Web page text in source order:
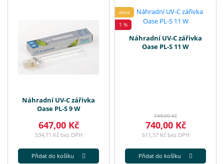
Náhradní UV-C zářivka
Oase PL-S 9 W
647,00 Kč
534,71 Kč bez DPH
Přidat do košíku
akce
1 %
Náhradní UV-C zářivka
Oase PL-S 11 W
749,00 Kč
740,00 Kč
611,57 Kč bez DPH
Přidat do košíku